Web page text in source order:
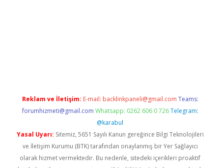
Reklam ve İletişim: E-mail: backlinkpaneli@gmail.com Teams:
forumhizmeti@gmail.com Whatsapp: 0262 606 0 726 Telegram:
@karabul
Yasal Uyarı: Sitemiz, 5651 Sayılı Kanun gereğince Bilgi Teknolojileri
ve İletişim Kurumu (BTK) tarafından onaylanmış bir Yer Sağlayıcı
olarak hizmet vermektedir. Bu nedenle, sitedeki içerikleri proaktif